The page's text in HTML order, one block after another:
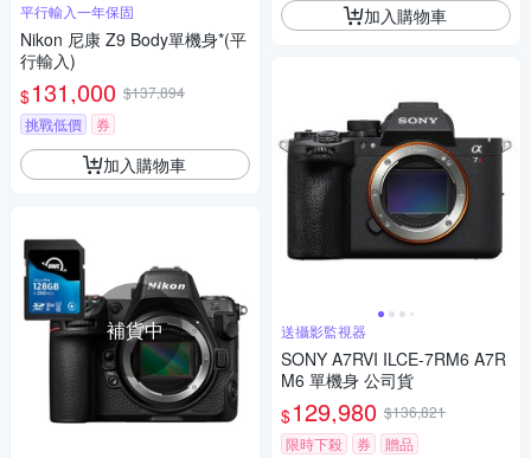
平行輸入一年保固
Nikon 尼康 Z9 Body單機身*(平
行輸入)
$131,000 $137,894
挑戰低價
券
加入購物車
補貨中
加入購物車
送攝影監視器
SONY A7RVI ILCE-7RM6 A7R
M6 單機身 公司貨
$129,980 $136,821
限時下殺
券 贈品